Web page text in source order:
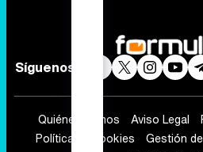
Síguenos
Quiénes somos Aviso Legal
Política de cookies
Gestión